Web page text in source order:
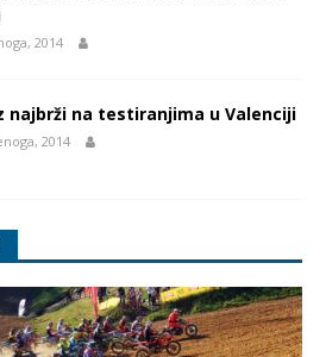
2014
najbrži na testiranjima u Valenciji
2014